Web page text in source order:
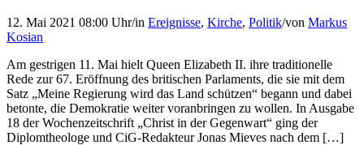
12. Mai 2021 08:00 Uhr/in Ereignisse, Kirche, Politik/von Markus
Kosian
Am gestrigen 11. Mai hielt Queen Elizabeth II. ihre traditionelle
Rede zur 67. Eröffnung des britischen Parlaments, die sie mit dem
Satz „Meine Regierung wird das Land schützen“ begann und dabei
betonte, die Demokratie weiter voranbringen zu wollen. In Ausgabe
18 der Wochenzeitschrift „Christ in der Gegenwart“ ging der
Diplomtheologe und CiG-Redakteur Jonas Mieves nach dem […]